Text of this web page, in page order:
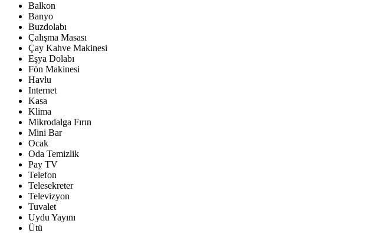
Balkon
Banyo
Buzdolabı
Çalışma Masası
Çay Kahve Makinesi
Eşya Dolabı
Fön Makinesi
Havlu
Internet
Kasa
Klima
Mikrodalga Fırın
Mini Bar
Ocak
Oda Temizlik
Pay TV
Telefon
Telesekreter
Televizyon
Tuvalet
Uydu Yayını
Ütü